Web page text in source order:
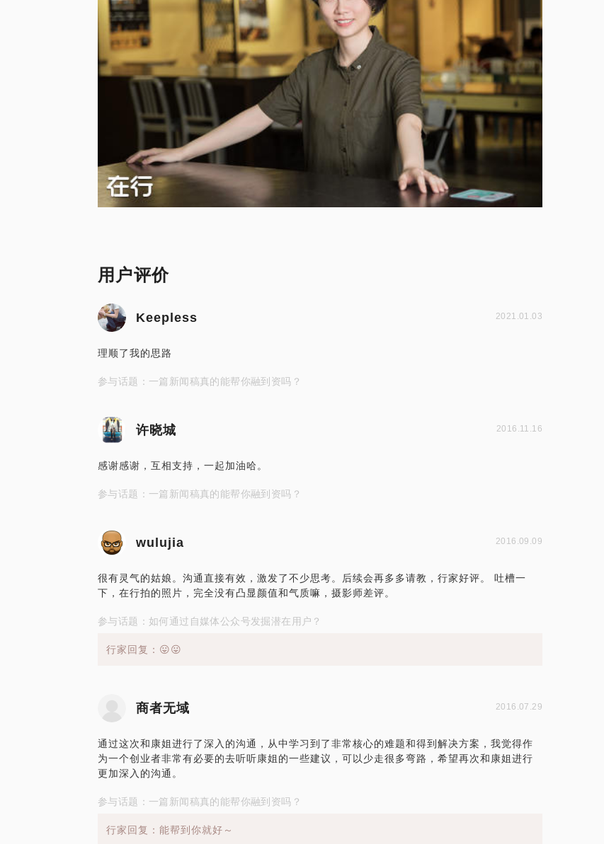
用户评价
Keepless 2021.01.03
理顺了我的思路
参与话题：一篇新闻稿真的能帮你融到资吗？
许晓城 2016.11.16
感谢感谢，互相支持，一起加油哈。
参与话题：一篇新闻稿真的能帮你融到资吗？
wulujia 2016.09.09
很有灵气的姑娘。沟通直接有效，激发了不少思考。后续会再多多请教，行家好评。 吐槽一
下，在行拍的照片，完全没有凸显颜值和气质嘛，摄影师差评。
参与话题：如何通过自媒体公众号发掘潜在用户？
行家回复：😛😛
商者无域 2016.07.29
通过这次和康姐进行了深入的沟通，从中学习到了非常核心的难题和得到解决方案，我觉得作
为一个创业者非常有必要的去听听康姐的一些建议，可以少走很多弯路，希望再次和康姐进行
更加深入的沟通。
参与话题：一篇新闻稿真的能帮你融到资吗？
行家回复：能帮到你就好～